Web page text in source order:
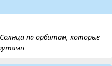
по орбитам, которые